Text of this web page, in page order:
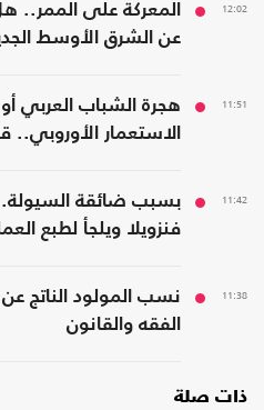
12:02
المعركة على الممر..
عن الشرق الأوسط
11:51
هجرة الشباب العربي
الاستعمار الأوروبي..
11:42
بسبب ضائقة
فنزويلا ويلجأ لطبع
11:38
نسب المولود الناتج
الفقه والقانون
ذات صلة